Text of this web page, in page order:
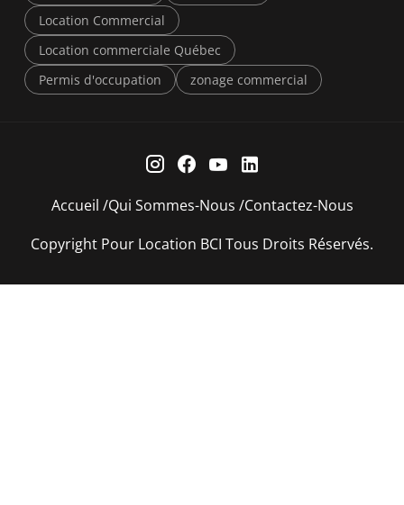
Location Commercial
Location commerciale Québec
Permis d'occupation
zonage commercial
Accueil Qui Sommes-Nous Contactez-Nous
Copyright Pour Location BCI Tous Droits Réservés.